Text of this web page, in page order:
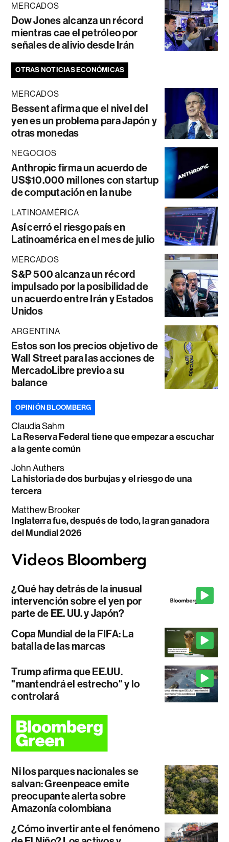
MERCADOS
Dow Jones alcanza un récord
mientras cae el petróleo por
señales de alivio desde Irán
OTRAS NOTICIAS ECONÓMICAS
MERCADOS
Bessent afirma que el nivel del
yen es un problema para Japón y
otras monedas
NEGOCIOS
Anthropic firma un acuerdo de
US$10.000 millones con startup
de computación en la nube
LATINOAMÉRICA
Así cerró el riesgo país en
Latinoamérica en el mes de julio
MERCADOS
S&P 500 alcanza un récord
impulsado por la posibilidad de
un acuerdo entre Irán y Estados
Unidos
ARGENTINA
Estos son los precios objetivo de
Wall Street para las acciones de
MercadoLibre previo a su
balance
OPINIÓN BLOOMBERG
Claudia Sahm
La Reserva Federal tiene que empezar a escuchar
a la gente común
John Authers
La historia de dos burbujas y el riesgo de una
tercera
Matthew Brooker
Inglaterra fue, después de todo, la gran ganadora
del Mundial 2026
¿Qué hay detrás de la inusual
intervención sobre el yen por
parte de EE. UU. y Japón?
Copa Mundial de la FIFA: La
batalla de las marcas
Trump afirma que EE.UU.
"mantendrá el estrecho" y lo
controlará
Ni los parques nacionales se
salvan: Greenpeace emite
preocupante alerta sobre
Amazonía colombiana
¿Cómo invertir ante el fenómeno